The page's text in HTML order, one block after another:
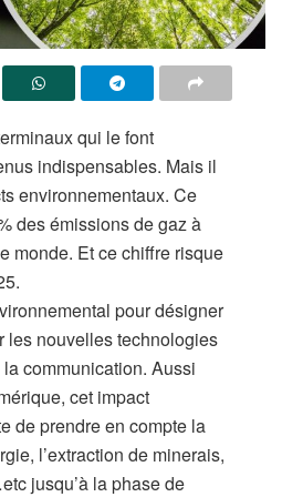
qui le font
indispensables. Mais il
environnementaux. Ce
des émissions de gaz à
monde. Et ce chiffre risque
pour désigner
les nouvelles technologies
communication. Aussi
cet impact
de prendre en compte la
l’extraction de minerais,
jusqu’à la phase de